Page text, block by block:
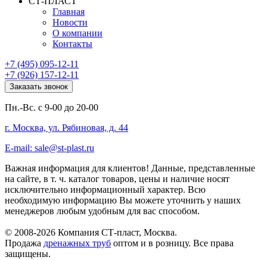
Главная
Новости
О компании
Контакты
+7 (495) 095-12-11
+7 (926) 157-12-11
Заказать звонок
Пн.-Вс. с 9-00 до 20-00
г. Москва, ул. Рябиновая, д. 44
E-mail: sale@st-plast.ru
Важная информация для клиентов! Данные, представленные
на сайте, в т. ч. каталог товаров, цены и наличие носят
исключительно информационный характер. Всю
необходимую информацию Вы можете уточнить у наших
менеджеров любым удобным для вас способом.
© 2008-2026 Компания СТ-пласт, Москва.
Продажа дренажных труб оптом и в розницу. Все права
защищены.